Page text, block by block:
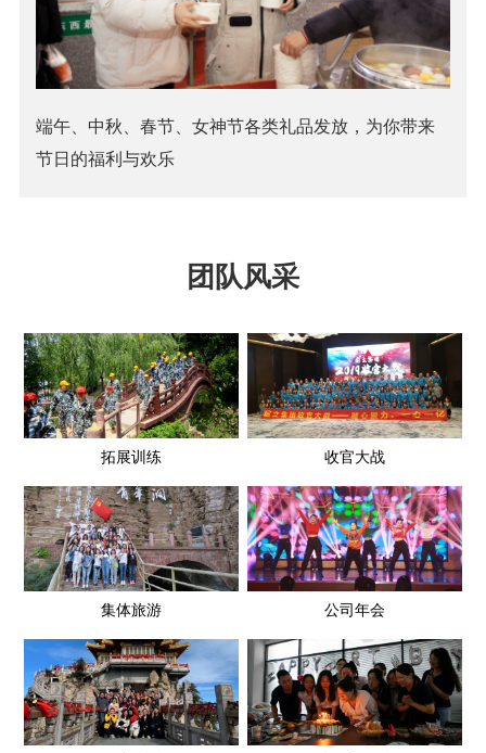
端午、中秋、春节、女神节各类礼品发放，为你带来
节日的福利与欢乐
团队风采
拓展训练 收官大战
集体旅游 公司年会